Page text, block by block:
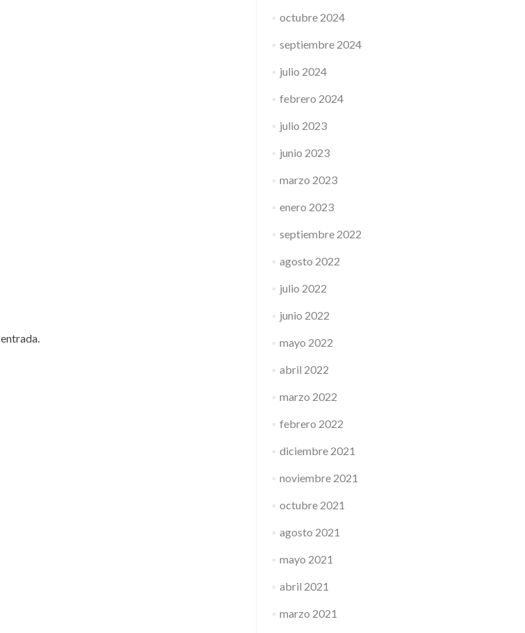
octubre 2024
septiembre 2024
julio 2024
febrero 2024
julio 2023
junio 2023
marzo 2023
enero 2023
septiembre 2022
agosto 2022
julio 2022
junio 2022
mayo 2022
abril 2022
marzo 2022
febrero 2022
diciembre 2021
noviembre 2021
octubre 2021
agosto 2021
mayo 2021
abril 2021
marzo 2021